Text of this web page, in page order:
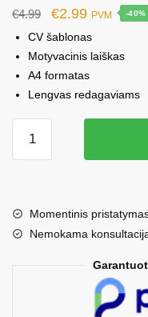
€4.99
Original
price
was:
€4.99.
€2.99Current
price
is:
€2.99.
PVM -40%
CV šablonas
Motyvacinis laiškas
A4 formatas
Lengvas redagaviams
kiekis:
Momentinis
Nemokama